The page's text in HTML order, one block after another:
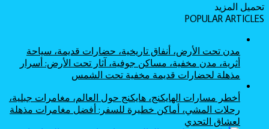
تحميل المزيد
POPULAR ARTICLES
مدن تحت الأرض، أنفاق تاريخية، حضارات قديمة، سياحة
أثرية، مدن مخفية، مساكن جوفية، آثار تحت الأرض: أسرار
مذهلة لحضارات قديمة مخفية تحت الشمس
أخطر مسارات الهايكنج، هايكنج حول العالم، مغامرات جبلية،
رحلات المشي، أماكن خطيرة للسفر: أفضل مغامرات مذهلة
لعشاق التحدي